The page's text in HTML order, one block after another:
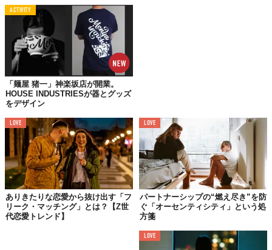
との満足度にも利益をもたらすことを発見した。
これって、すなわち「人を愛するにはまず自分を愛することか
ら」が、科学的に証明されたってことなんじゃないだろう
か……！
※本記事はGeneraitve AIを一部活用して制作をしております。
TABI LABO
この世界は、もっと広いはずだ。
ACTIVITY
「麺屋 猪一」神楽坂店が開業。
HOUSE INDUSTRIESが器とグッズ
をデザイン
LOVE
ありきたりな恋愛から抜け出す「フ
リーク・マッチング」とは？【Z世
代恋愛トレンド】
LOVE
パートナーシップの“燃え尽き”を防
ぐ「オーセンティシティ」という処
方箋
LOVE